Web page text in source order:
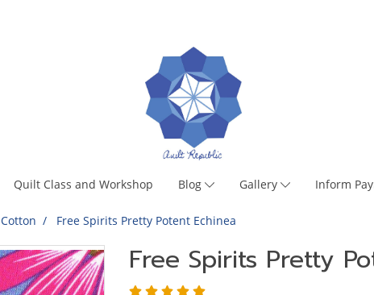
Quilt Class and Workshop Blog Gallery Inform
Cotton Free Spirits Pretty Potent Echinea
Free Spirits Pretty